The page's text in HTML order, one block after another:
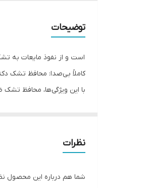
توضیحات
است و از نفوذ مایعات به
کاملاً بی‌صدا: محافظ تشک
با این ویژگی‌ها، محافظ
نظرات
شما هم درباره این محصول